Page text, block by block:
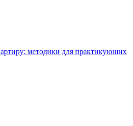
методики для практикующих